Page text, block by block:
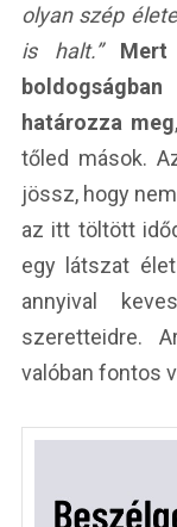
olyan szép
is halt.”
határozza meg
tőled mások.
jössz, hogy
az itt töltött
egy látszat
annyival
szeretteidre.
valóban fontos